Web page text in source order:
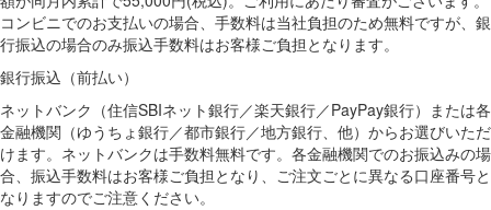
コンビニでのお支払いの場合、手数料は当社負担のため無料ですが、銀
行振込の場合のみ振込手数料はお客様ご負担となります。
銀行振込（前払い）
ネットバンク（住信SBIネット銀行／楽天銀行／PayPay銀行）または各
金融機関（ゆうちょ銀行／都市銀行／地方銀行、他）からお選びいただ
けます。ネットバンクは手数料無料です。各金融機関でのお振込みの場
合、振込手数料はお客様ご負担となり、ご注文ごとに異なる口座番号と
なりますのでご注意ください。